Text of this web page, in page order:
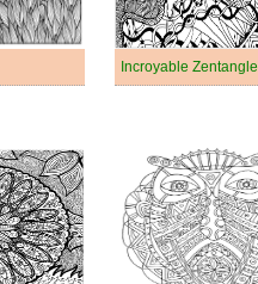
Incroyable Zentangle